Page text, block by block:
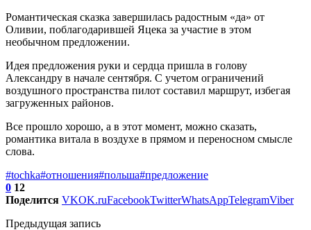
Романтическая сказка завершилась радостным «да» от
Оливии, поблагодарившей Яцека за участие в этом
необычном предложении.
Идея предложения руки и сердца пришла в голову
Александру в начале сентября. С учетом ограничений
воздушного пространства пилот составил маршрут, избегая
загруженных районов.
Все прошло хорошо, а в этот момент, можно сказать,
романтика витала в воздухе в прямом и переносном смысле
слова.
#tochka#отношения#польша#предложение
0 12
Поделится VKOK.ruFacebookTwitterWhatsAppTelegramViber
Предыдущая запись